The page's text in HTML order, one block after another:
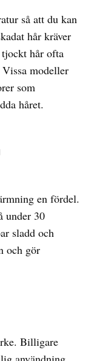
så att du kan
hår kräver
tjockt hår ofta
modeller
som
håret.
en fördel.
under 30
sladd och
och gör
Billigare